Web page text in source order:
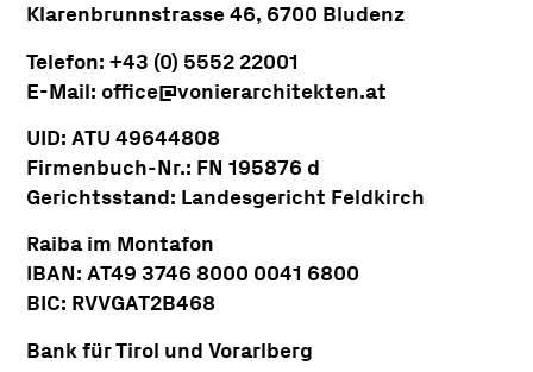
Klarenbrunnstrasse 46, 6700 Bludenz
Telefon: +43 (0) 5552 22001
E-Mail: office@vonierarchitekten.at
UID: ATU 49644808
Firmenbuch-Nr.: FN 195876 d
Gerichtsstand: Landesgericht Feldkirch
Raiba im Montafon
IBAN: AT49 3746 8000 0041 6800
BIC: RVVGAT2B468
Bank für Tirol und Vorarlberg